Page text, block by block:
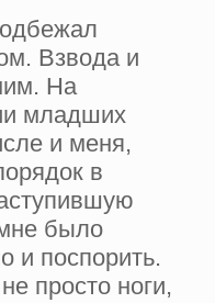
Взвода и
На
младших
и меня,
в
было
и поспорить.
просто ноги,